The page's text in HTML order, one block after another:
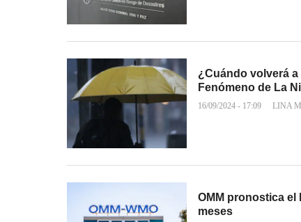
¿Cuándo volverá
Fenómeno de La
16/09/2024 - 17:09 LINA
OMM pronostica el
meses